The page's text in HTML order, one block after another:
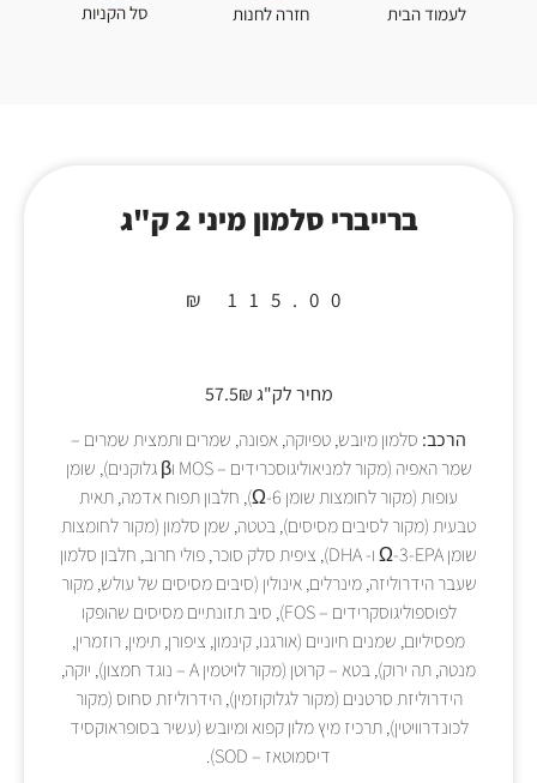
לעמוד הבית חזרה לחנות סל הקניות
ברייברי סלמון מיני 2 ק"ג
₪ 115.00
מחיר לק"ג 57.5₪
הרכב: סלמון מיובש, טפיוקה, אפונה, שמרים ותמצית שמרים –
שמר האפיה (מקור למניאוליגוסכרידים – MOS וβ גלוקנים), שומן
עופות (מקור לחומצות שומן Ω-6), חלבון תפוח אדמה, תאית
טבעית (מקור לסיבים מסיסים), בטטה, שמן סלמון (מקור לחומצות
שומן Ω-3-EPA ו- DHA), ציפית סלק סוכר, פולי חרוב, חלבון סלמון
שעבר הידרוליזה, מינרלים, אינולין (סיבים מסיסים של עולש, מקור
לפוספוליגוסקרידים – FOS), סיב תזונתיים מסיסים שהופקו
מפסיליום, שמנים חיוניים (אורגנו, קינמון, ציפורן, תימין, רוזמרין,
מנטה, תה ירוק), בטא – קרוטן (מקור לויטמין A – נוגד חמצון), יוקה,
הידרוליזת סרטנים (מקור לגלוקוזמין), הידרוליזת סחוס (מקור
לכונדרוויטין), תרכיז מיץ מלון קפוא ומיובש (עשיר בסופראוקסיד
דיסמוטאז – SOD).